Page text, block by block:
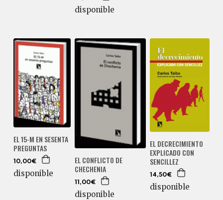
disponible
EL 15-M EN SESENTA
PREGUNTAS
10,00€
disponible
EL CONFLICTO DE
CHECHENIA
11,00€
disponible
EL DECRECIMIENTO
EXPLICADO CON
SENCILLEZ
14,50€
disponible